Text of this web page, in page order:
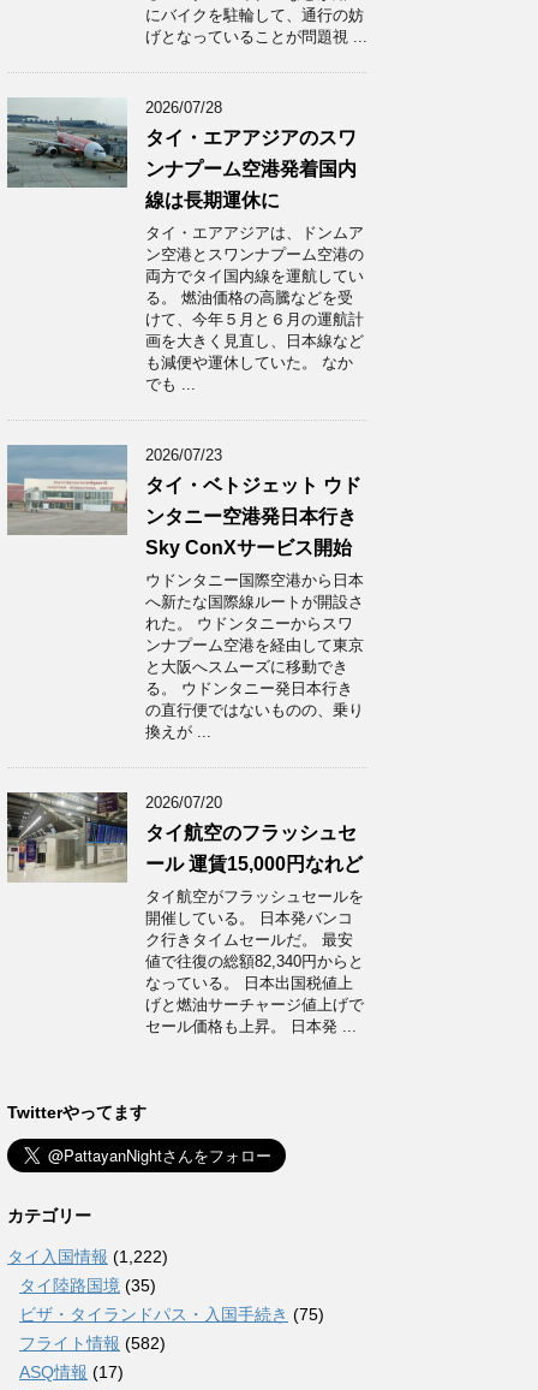
にバイクを駐輪して、通行の妨
げとなっていることが問題視 ...
2026/07/28
タイ・エアアジアのスワ
ンナプーム空港発着国内
線は長期運休に
タイ・エアアジアは、ドンムア
ン空港とスワンナプーム空港の
両方でタイ国内線を運航してい
る。 燃油価格の高騰などを受
けて、今年５月と６月の運航計
画を大きく見直し、日本線など
も減便や運休していた。 なか
でも ...
2026/07/23
タイ・ベトジェット ウド
ンタニー空港発日本行き
Sky ConXサービス開始
ウドンタニー国際空港から日本
へ新たな国際線ルートが開設さ
れた。 ウドンタニーからスワ
ンナプーム空港を経由して東京
と大阪へスムーズに移動でき
る。 ウドンタニー発日本行き
の直行便ではないものの、乗り
換えが ...
2026/07/20
タイ航空のフラッシュセ
ール 運賃15,000円なれど
タイ航空がフラッシュセールを
開催している。 日本発バンコ
ク行きタイムセールだ。 最安
値で往復の総額82,340円からと
なっている。 日本出国税値上
げと燃油サーチャージ値上げで
セール価格も上昇。 日本発 ...
Twitterやってます
カテゴリー
タイ入国情報 (1,222)
タイ陸路国境 (35)
ビザ・タイランドパス・入国手続き (75)
フライト情報 (582)
ASQ情報 (17)